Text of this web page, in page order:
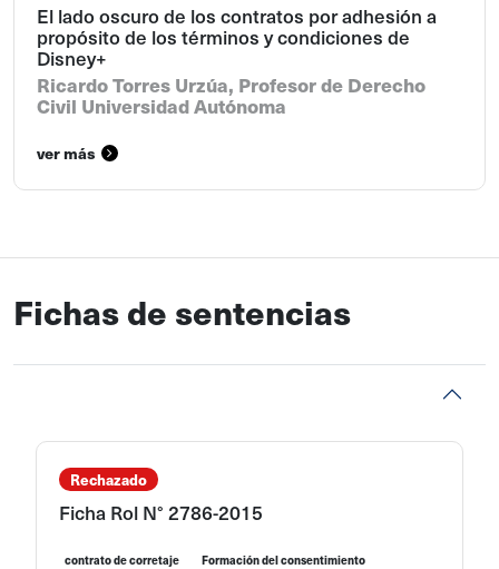
El lado oscuro de los contratos por adhesión a
propósito de los términos y condiciones de
Disney+
Ricardo Torres Urzúa, Profesor de Derecho
Civil Universidad Autónoma
ver más
Fichas de sentencias
Rechazado
Ficha Rol N° 2786-2015
contrato de corretaje Formación del consentimiento